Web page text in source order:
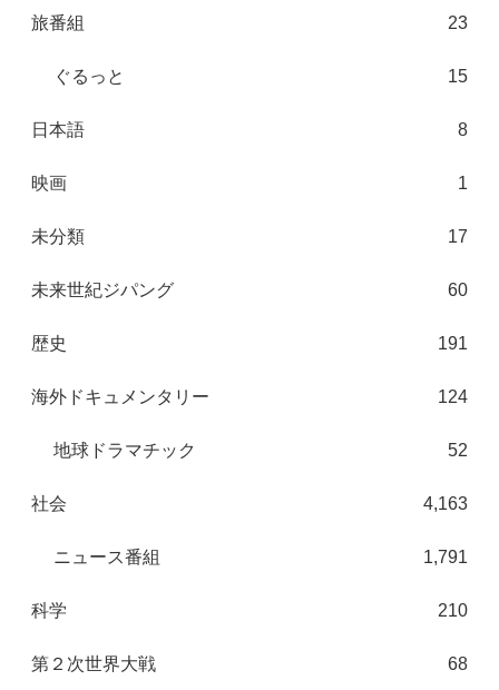
旅番組 23
ぐるっと 15
日本語 8
映画 1
未分類 17
未来世紀ジパング 60
歴史 191
海外ドキュメンタリー 124
地球ドラマチック 52
社会 4,163
ニュース番組 1,791
科学 210
第２次世界大戦 68